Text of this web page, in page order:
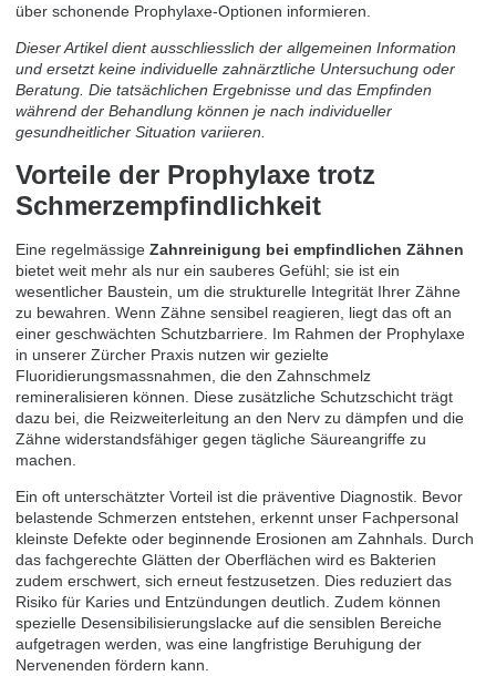
über schonende Prophylaxe-Optionen informieren.
Dieser Artikel dient ausschliesslich der allgemeinen Information
und ersetzt keine individuelle zahnärztliche Untersuchung oder
Beratung. Die tatsächlichen Ergebnisse und das Empfinden
während der Behandlung können je nach individueller
gesundheitlicher Situation variieren.
Vorteile der Prophylaxe trotz
Schmerzempfindlichkeit
Eine regelmässige Zahnreinigung bei empfindlichen Zähnen
bietet weit mehr als nur ein sauberes Gefühl; sie ist ein
wesentlicher Baustein, um die strukturelle Integrität Ihrer Zähne
zu bewahren. Wenn Zähne sensibel reagieren, liegt das oft an
einer geschwächten Schutzbarriere. Im Rahmen der Prophylaxe
in unserer Zürcher Praxis nutzen wir gezielte
Fluoridierungsmassnahmen, die den Zahnschmelz
remineralisieren können. Diese zusätzliche Schutzschicht trägt
dazu bei, die Reizweiterleitung an den Nerv zu dämpfen und die
Zähne widerstandsfähiger gegen tägliche Säureangriffe zu
machen.
Ein oft unterschätzter Vorteil ist die präventive Diagnostik. Bevor
belastende Schmerzen entstehen, erkennt unser Fachpersonal
kleinste Defekte oder beginnende Erosionen am Zahnhals. Durch
das fachgerechte Glätten der Oberflächen wird es Bakterien
zudem erschwert, sich erneut festzusetzen. Dies reduziert das
Risiko für Karies und Entzündungen deutlich. Zudem können
spezielle Desensibilisierungslacke auf die sensiblen Bereiche
aufgetragen werden, was eine langfristige Beruhigung der
Nervenenden fördern kann.